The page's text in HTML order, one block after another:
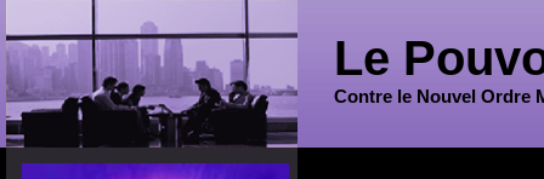
Le
Contre le Nouvel Ordre